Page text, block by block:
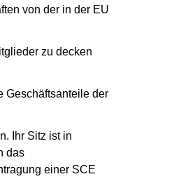
von der in der EU
zu decken
Geschäftsanteile der
Ihr Sitz ist in
das
einer SCE